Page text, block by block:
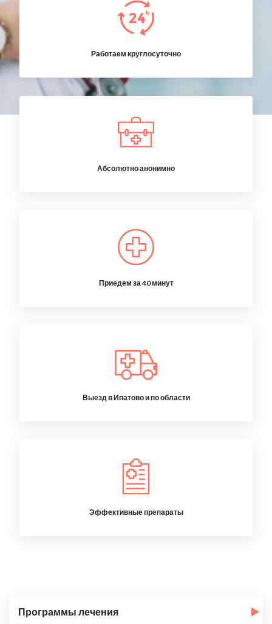
Работаем круглосуточно
Абсолютно анонимно
Приедем за 40 минут
Выезд в Ипатово и по области
Эффективные препараты
Программы лечения